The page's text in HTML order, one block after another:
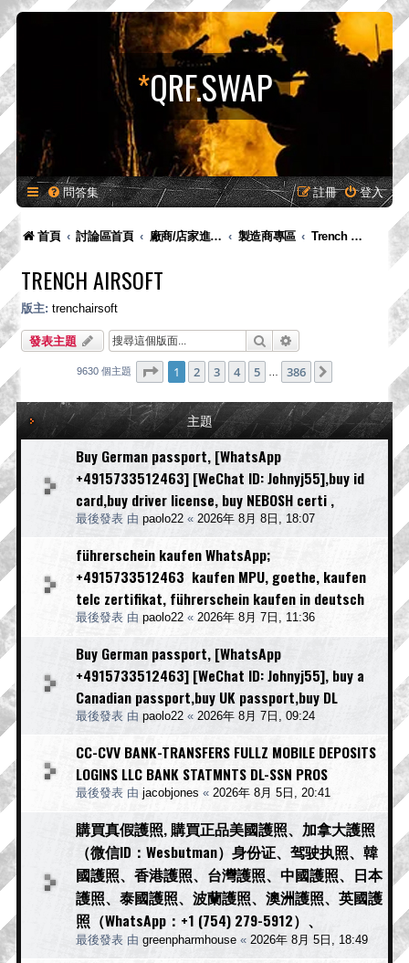
*QRF.SWAP
問答集 登入
註冊
首頁 討論區首頁 廠商/店家進駐專區-供廠商-供廠商/店家發布新品預告、產品消息，嚴禁販售！ 製造商專區 Trench airsoft
TRENCH AIRSOFT
版主: trenchairsoft
發表主題 搜尋
9630 個主題 1 頁 (共386頁)
1 2 3 4 5 386
主題
Buy German passport, [WhatsApp
+4915733512463] [WeChat ID: Johnyj55],buy id
card,buy driver license, buy NEBOSH certi ,
最後發表 由 paolo22 « 2026年 8月 8日, 18:07
führerschein kaufen WhatsApp;
+4915733512463 kaufen MPU, goethe, kaufen
telc zertifikat, führerschein kaufen in deutsch
最後發表 由 paolo22 « 2026年 8月 7日, 11:36
Buy German passport, [WhatsApp
+4915733512463] [WeChat ID: Johnyj55], buy a
Canadian passport,buy UK passport,buy DL
最後發表 由 paolo22 « 2026年 8月 7日, 09:24
CC-CVV BANK-TRANSFERS FULLZ MOBILE DEPOSITS
LOGINS LLC BANK STATMNTS DL-SSN PROS
最後發表 由 jacobjones « 2026年 8月 5日, 20:41
購買真假護照, 購買正品美國護照、加拿大護照
（微信ID：Wesbutman）身份证、驾驶执照、韓
國護照、香港護照、台灣護照、中國護照、日本
護照、泰國護照、波蘭護照、澳洲護照、英國護
照（WhatsApp：+1 (754) 279-5912）、
最後發表 由 greenpharmhouse « 2026年 8月 5日, 18:49